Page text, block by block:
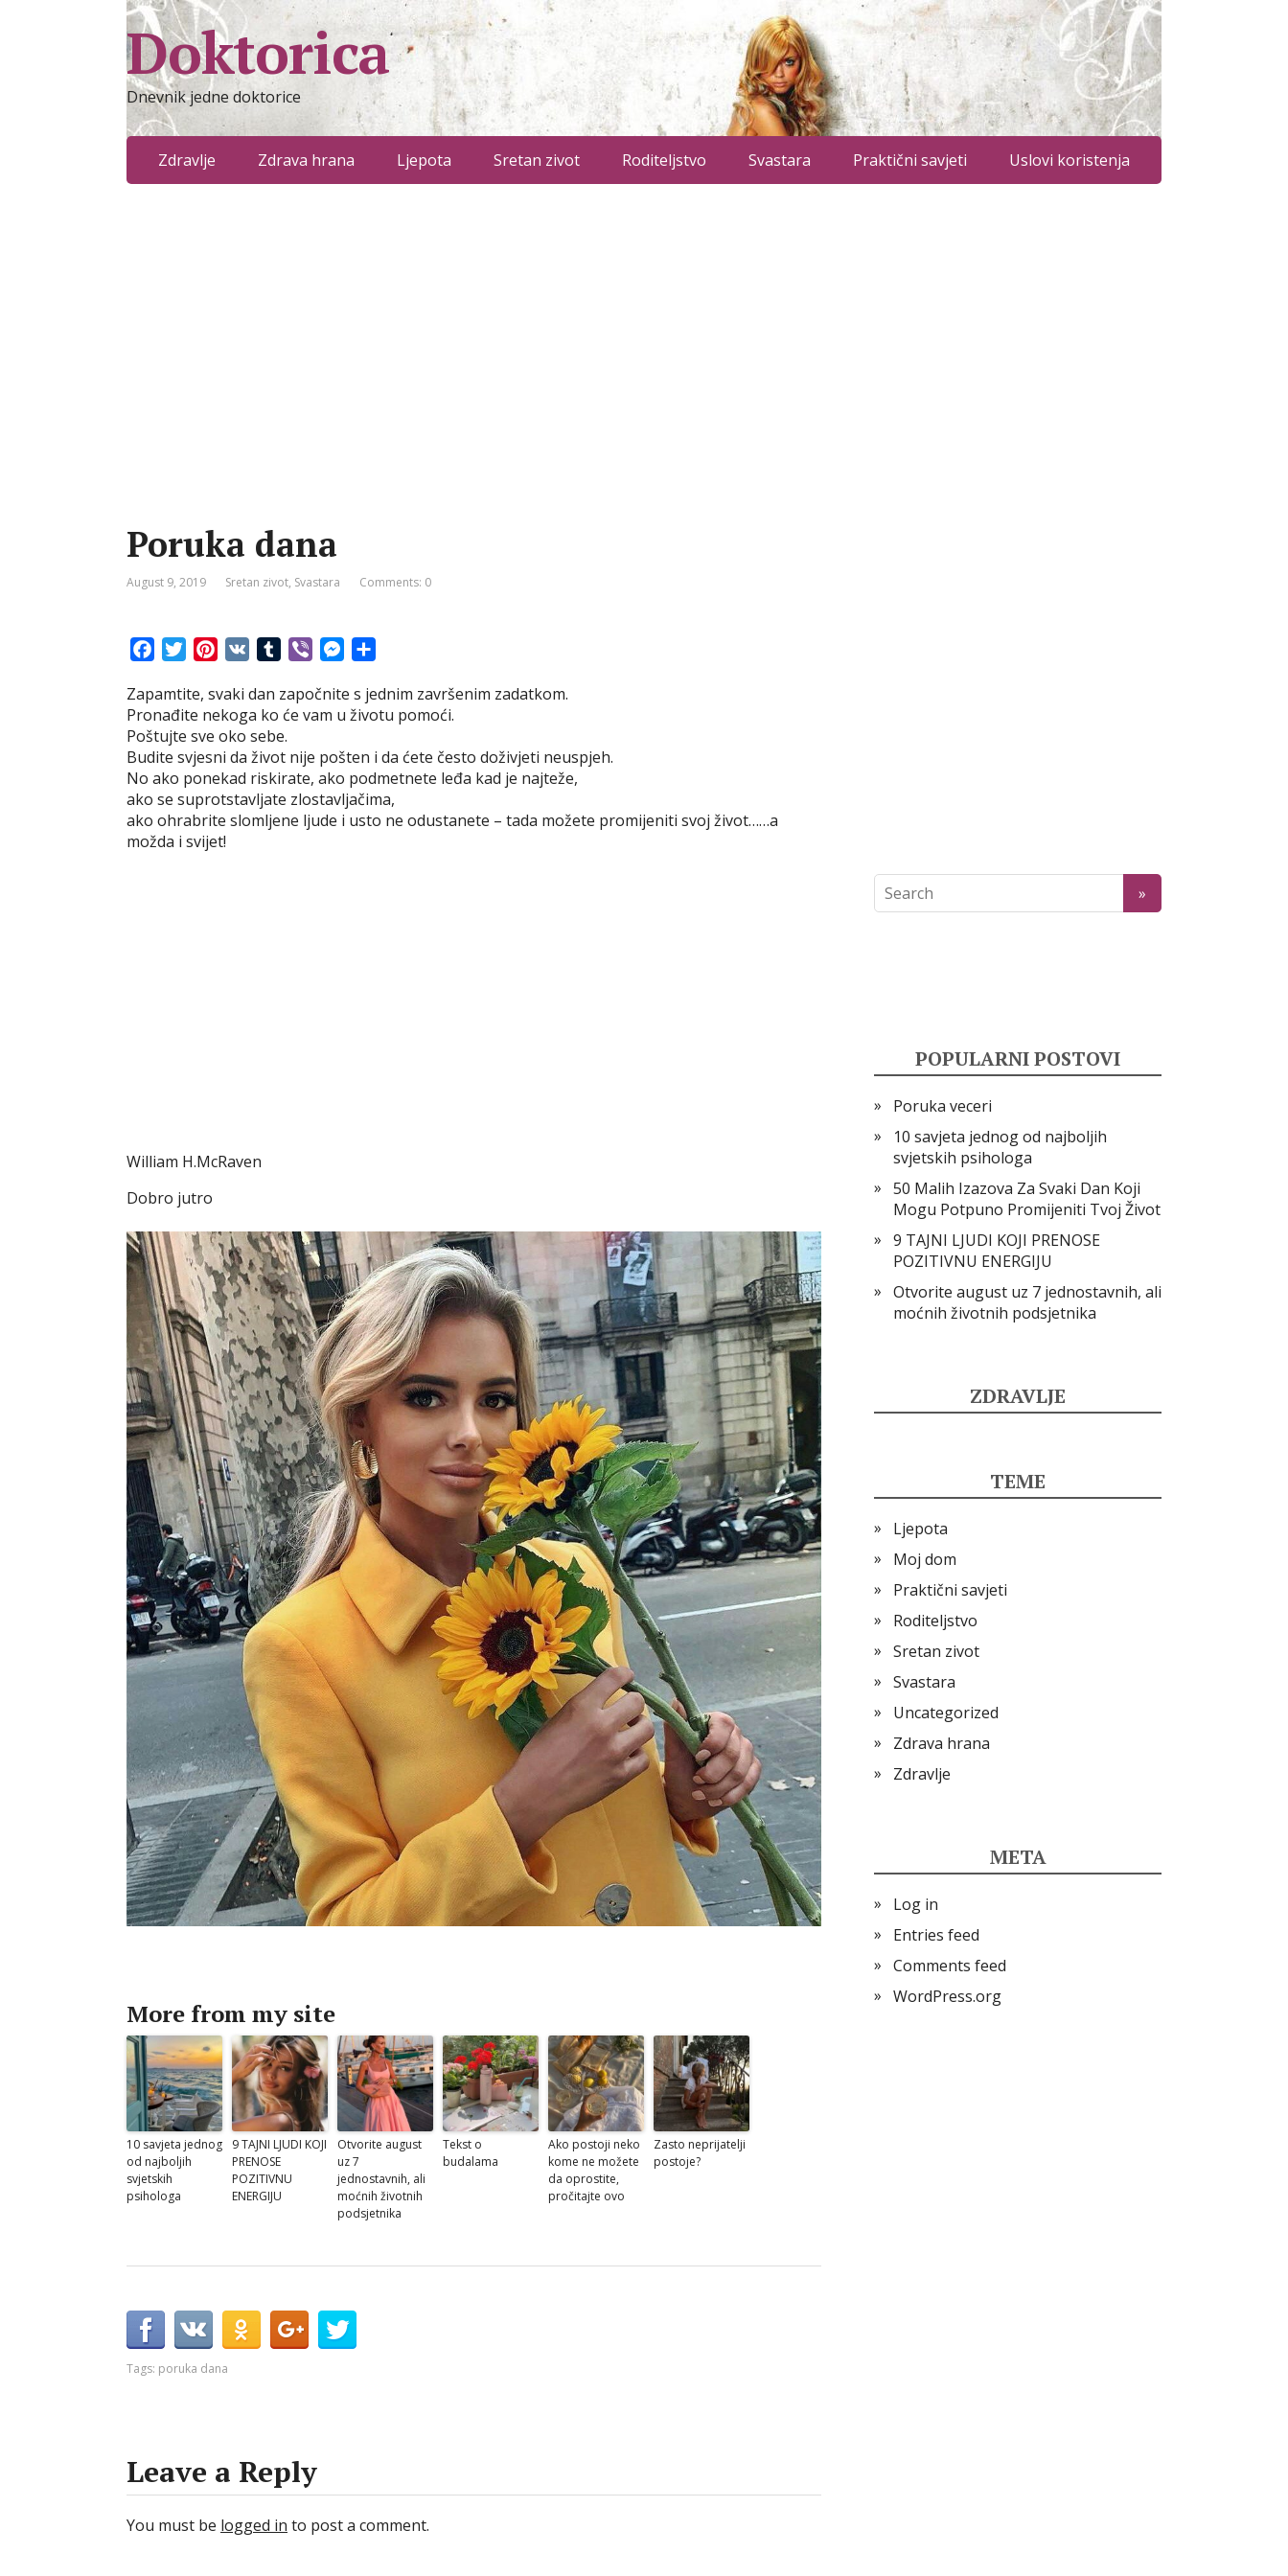
Doktorica
Dnevnik jedne doktorice
Zdravlje Zdrava hrana Ljepota Sretan zivot Roditeljstvo Svastara Praktični savjeti Uslovi koristenja
Poruka dana
August 9, 2019 Sretan zivot, Svastara Comments: 0
c
e
b
o
o
k
i
t
t
e
r
n
t
e
r
e
s
t
m
b
l
r
b
e
M
s
s
n
g
e
a
r
Zapamtite, svaki dan započnite s jednim završenim zadatkom.
Pronađite nekoga ko će vam u životu pomoći.
Poštujte sve oko sebe.
Budite svjesni da život nije pošten i da ćete često doživjeti neuspjeh.
No ako ponekad riskirate, ako podmetnete leđa kad je najteže,
ako se suprotstavljate zlostavljačima,
ako ohrabrite slomljene ljude i usto ne odustanete – tada možete promijeniti svoj život……a
možda i svijet!
William H.McRaven
Dobro jutro
More from my site
10 savjeta jednog
od najboljih
svjetskih
psihologa
9 TAJNI LJUDI KOJI
PRENOSE
POZITIVNU
ENERGIJU
Otvorite august
uz 7
jednostavnih, ali
moćnih životnih
podsjetnika
Tekst o
budalama
Ako postoji neko
kome ne možete
da oprostite,
pročitajte ovo
Zasto neprijatelji
postoje?
Tags: poruka dana
Leave a Reply
You must be logged in to post a comment.
POPULARNI POSTOVI
Poruka veceri
10 savjeta jednog od najboljih
svjetskih psihologa
50 Malih Izazova Za Svaki Dan Koji
Mogu Potpuno Promijeniti Tvoj Život
9 TAJNI LJUDI KOJI PRENOSE
POZITIVNU ENERGIJU
Otvorite august uz 7 jednostavnih, ali
moćnih životnih podsjetnika
ZDRAVLJE
TEME
Ljepota
Moj dom
Praktični savjeti
Roditeljstvo
Sretan zivot
Svastara
Uncategorized
Zdrava hrana
Zdravlje
META
Log in
Entries feed
Comments feed
WordPress.org